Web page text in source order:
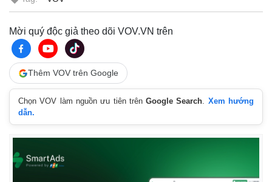
Pháp luật
Vụ án
Tin nóng
Tư vấn luật
Vũ khí
Phân tích
Mời quý độc giả theo dõi VOV.VN trên
Thêm VOV trên Google
Chọn VOV làm nguồn ưu tiên trênGoogle Search. Xem hướng
dẫn.